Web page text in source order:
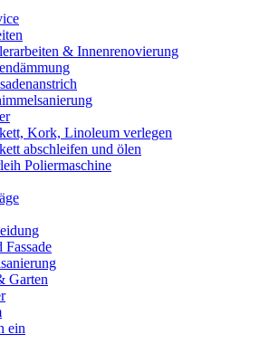
& Innenrenovierung
Kork, Linoleum verlegen
abschleifen und ölen
Poliermaschine
Fassade
Garten
ein